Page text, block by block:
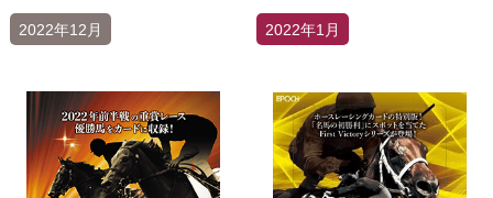
2022年12月 2022年1月